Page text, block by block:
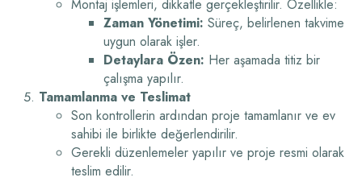
Montaj işlemleri, dikkatle gerçekleştirilir. Özellikle:
Zaman Yönetimi: Süreç, belirlenen takvime
uygun olarak işler.
Detaylara Özen: Her aşamada titiz bir
çalışma yapılır.
Tamamlanma ve Teslimat
Son kontrollerin ardından proje tamamlanır ve ev
sahibi ile birlikte değerlendirilir.
Gerekli düzenlemeler yapılır ve proje resmi olarak
teslim edilir.